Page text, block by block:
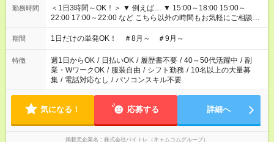
勤務時間
＜1日3時間～OK！＞ ▼ 例えば… ▼ 15:00～18:00 15:00～
22:00 17:00～22:00 など こちら以外の時間もお気軽にご相談く
ださい！
期間 1日だけの単発OK！ ＃8月～ ＃9月～
特徴 週1日からOK / 日払いOK / 履歴書不要 / 40～50代活躍中 / 副
業・WワークOK / 服装自由 / シフト勤務 / 10名以上の大量募
集 / 電話対応なし / パソコンスキル不要
気になる！ 応募する 詳細へ
掲載元企業名 株式会社バイトレ（キャムコムグループ）